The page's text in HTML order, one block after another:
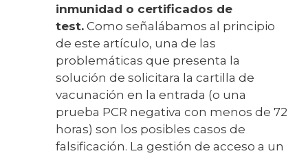
inmunidad o certificados de
test. Como señalábamos al principio
de este artículo, una de las
problemáticas que presenta la
solución de solicitara la cartilla de
vacunación en la entrada (o una
prueba PCR negativa con menos de 72
horas) son los posibles casos de
falsificación. La gestión de acceso a un